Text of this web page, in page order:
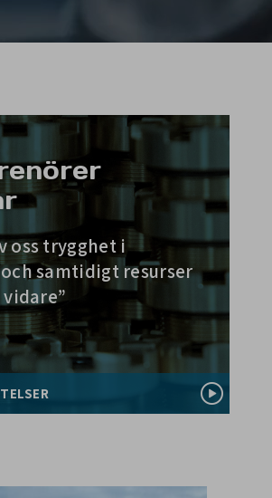
oss trygghet i
samtidigt resurser